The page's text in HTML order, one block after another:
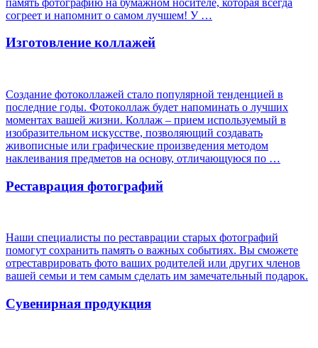
согреет и напомнит о самом лучшем! У …
Изготовление коллажей
Создание фотоколлажей стало популярной тенденцией в
последние годы. Фотоколлаж будет напоминать о лучших
моментах вашей жизни. Коллаж – прием используемый в
изобразительном искусстве, позволяющий создавать
живописные или графические произведения методом
наклеивания предметов на основу, отличающуюся по …
Реставрация фотографий
Наши специалисты по реставрации старых фотографий
помогут сохранить память о важных событиях. Вы сможете
отреставрировать фото ваших родителей или других членов
вашей семьи и тем самым сделать им замечательный подарок.
Сувенирная продукция